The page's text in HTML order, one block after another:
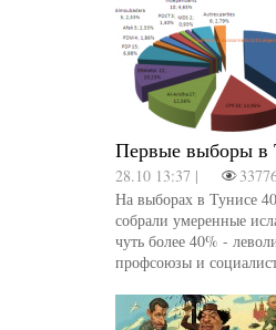
Первые выборы в
28.10 13:37 |
На выборах в Тунисе
собрали умеренные
чуть более 40% -
профсоюзы и